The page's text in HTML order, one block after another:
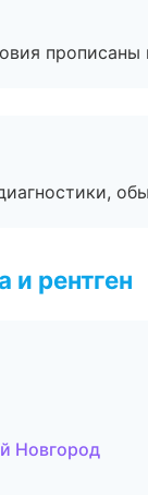
прописаны
и рентген
Новгород